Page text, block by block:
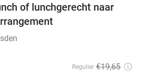
39%
of lunchgerecht naar
Regulier €19,65